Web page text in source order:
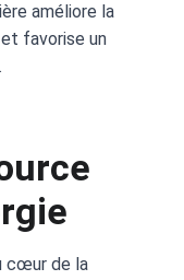
améliore la
favorise un
cœur de la